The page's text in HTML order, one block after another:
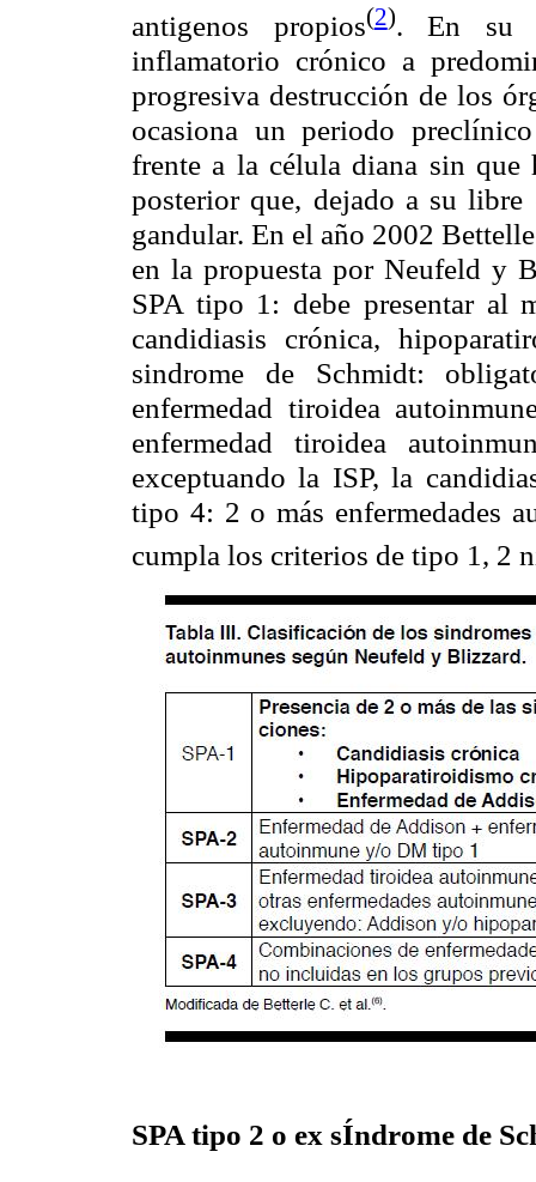
antigenos propios(2). En su
inflamatorio crónico a
progresiva destrucción de los
ocasiona un periodo
frente a la célula diana sin
posterior que, dejado a su
gandular. En el año 2002
en la propuesta por Neufeld y
SPA tipo 1: debe presentar al
candidiasis crónica,
sindrome de Schmidt:
enfermedad tiroidea
enfermedad tiroidea
exceptuando la ISP, la
tipo 4: 2 o más enfermedades
cumpla los criterios de tipo 1, 2
SPA tipo 2 o ex sÍndrome de